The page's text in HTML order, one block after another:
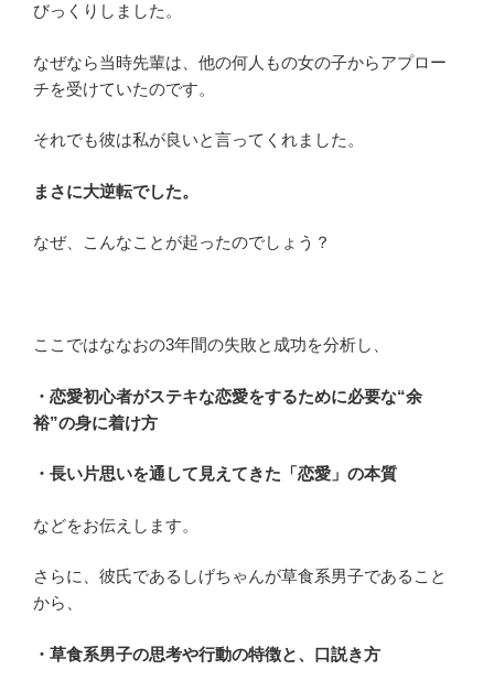
びっくりしました。
なぜなら当時先輩は、他の何人もの女の子からアプロー
チを受けていたのです。
それでも彼は私が良いと言ってくれました。
まさに大逆転でした。
なぜ、こんなことが起ったのでしょう？
ここではななおの3年間の失敗と成功を分析し、
・恋愛初心者がステキな恋愛をするために必要な“余
裕”の身に着け方
・長い片思いを通して見えてきた「恋愛」の本質
などをお伝えします。
さらに、彼氏であるしげちゃんが草食系男子であること
から、
・草食系男子の思考や行動の特徴と、口説き方